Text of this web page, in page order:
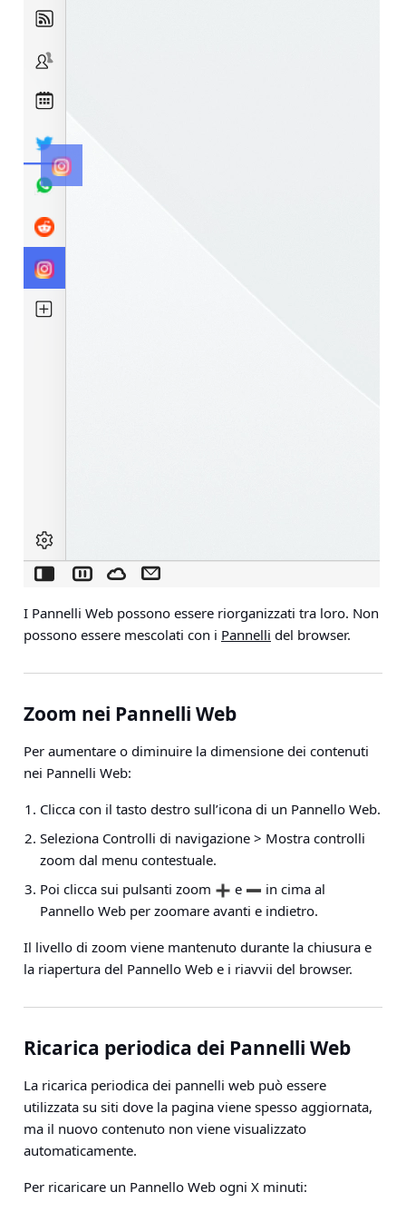
I Pannelli Web possono essere riorganizzati tra loro. Non
possono essere mescolati con i Pannelli del browser.
Zoom nei Pannelli Web
Per aumentare o diminuire la dimensione dei contenuti
nei Pannelli Web:
Clicca con il tasto destro sull’icona di un Pannello Web.
Seleziona Controlli di navigazione > Mostra controlli
zoom dal menu contestuale.
Poi clicca sui pulsanti zoom
e
in cima al
Pannello Web per zoomare avanti e indietro.
Il livello di zoom viene mantenuto durante la chiusura e
la riapertura del Pannello Web e i riavvii del browser.
Ricarica periodica dei Pannelli Web
La ricarica periodica dei pannelli web può essere
utilizzata su siti dove la pagina viene spesso aggiornata,
ma il nuovo contenuto non viene visualizzato
automaticamente.
Per ricaricare un Pannello Web ogni X minuti: